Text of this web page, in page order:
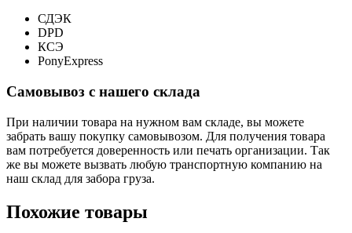
СДЭК
DPD
КСЭ
PonyExpress
Самовывоз с нашего склада
При наличии товара на нужном вам складе, вы можете
забрать вашу покупку самовывозом. Для получения товара
вам потребуется доверенность или печать организации. Так
же вы можете вызвать любую транспортную компанию на
наш склад для забора груза.
Похожие товары